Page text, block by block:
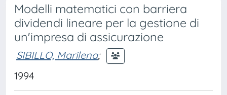
Modelli matematici con barriera
dividendi lineare per la gestione di
un'impresa di assicurazione
SIBILLO, Marilena;
1994